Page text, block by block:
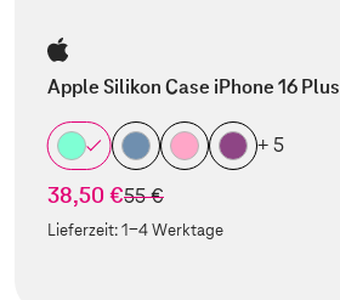
Apple Silikon Case iPhone 16 Plus
+ 5
38,50 €statt
55 €
Lieferzeit:1-4 Werktage